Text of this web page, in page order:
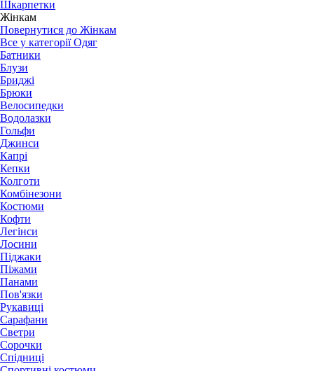
Шкарпетки
Жінкам
Повернутися до Жінкам
Все у категорії Одяг
Батники
Блузи
Бриджі
Брюки
Велосипедки
Водолазки
Гольфи
Джинси
Капрі
Кепки
Колготи
Комбінезони
Костюми
Кофти
Легінси
Лосини
Піджаки
Піжами
Панами
Пов'язки
Рукавиці
Сарафани
Светри
Сорочки
Спідниці